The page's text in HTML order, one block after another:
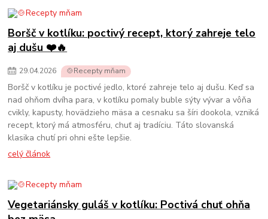
Boršč v kotlíku: poctivý recept, ktorý zahreje telo
aj dušu ❤️🔥
29.04.2026 🍲Recepty mňam
Boršč v kotlíku je poctivé jedlo, ktoré zahreje telo aj dušu. Keď sa
nad ohňom dvíha para, v kotlíku pomaly buble sýty vývar a vôňa
cvikly, kapusty, hovädzieho mäsa a cesnaku sa šíri dookola, vzniká
recept, ktorý má atmosféru, chuť aj tradíciu. Táto slovanská
klasika chutí pri ohni ešte lepšie.
celý článok
Vegetariánsky guláš v kotlíku: Poctivá chuť ohňa